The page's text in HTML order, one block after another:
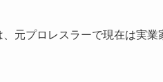
元プロレスラーで現在は実業